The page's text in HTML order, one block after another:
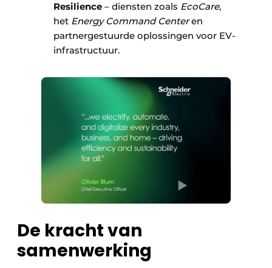
Resilience – diensten zoals EcoCare,
het Energy Command Centeren
partnergestuurde oplossingen voor EV-
infrastructuur.
De kracht van
samenwerking